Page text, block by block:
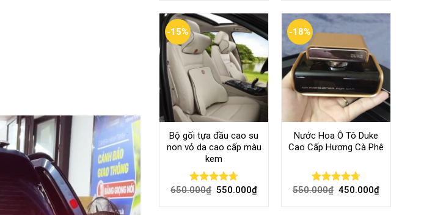
-15%
Bộ gối tựa đầu cao su
non vỏ da cao cấp màu
kem
Rated4.70
650.000₫ 550.000₫
-18%
Nước Hoa Ô Tô Duke
Cao Cấp Hương Cà Phê
Rated4.70
550.000₫ 450.000₫